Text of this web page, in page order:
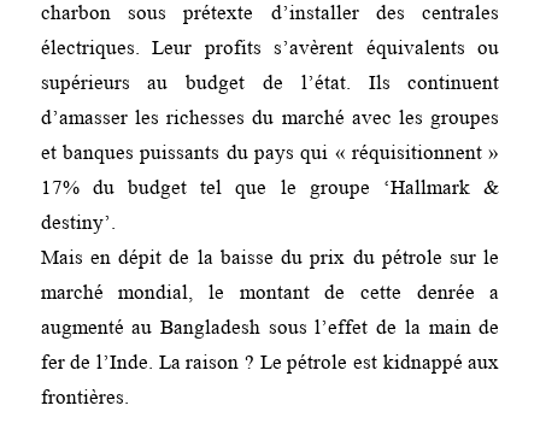
charbon sous prétexte d’installer des centrales
électriques. Leur profits s’avèrent équivalents ou
supérieurs au budget de l’état. Ils continuent
d’amasser les richesses du marché avec les groupes
et banques puissants du pays qui « réquisitionnent »
17% du budget tel que le groupe ‘Hallmark &
destiny’.
Mais en dépit de la baisse du prix du pétrole sur le
marché mondial, le montant de cette denrée a
augmenté au Bangladesh sous l’effet de la main de
fer de l’Inde. La raison ? Le pétrole est kidnappé aux
frontières.